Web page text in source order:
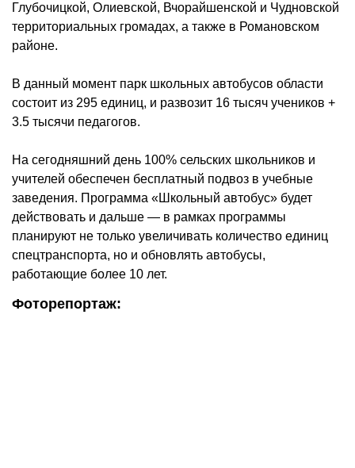
Глубочицкой, Олиевской, Вчорайшенской и Чудновской
территориальных громадах, а также в Романовском
районе.
В данный момент парк школьных автобусов области
состоит из 295 единиц, и развозит 16 тысяч учеников +
3.5 тысячи педагогов.
На сегодняшний день 100% сельских школьников и
учителей обеспечен бесплатный подвоз в учебные
заведения. Программа «Школьный автобус» будет
действовать и дальше — в рамках программы
планируют не только увеличивать количество единиц
спецтранспорта, но и обновлять автобусы,
работающие более 10 лет.
Фоторепортаж: